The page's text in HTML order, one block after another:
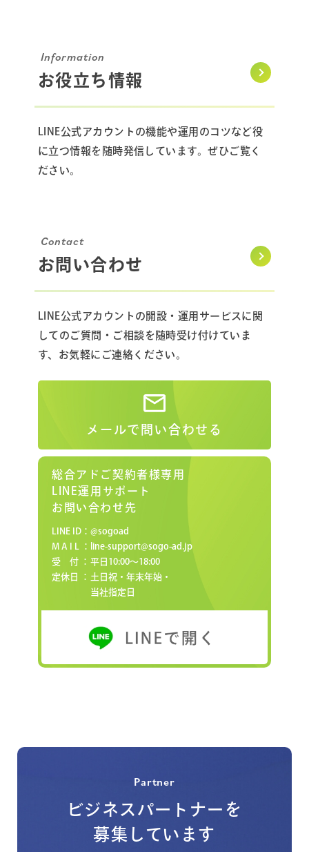
Information
お役立ち情報
LINE公式アカウントの機能や運用のコツなど役
に立つ情報を随時発信しています。ぜひご覧く
ださい。
Contact
お問い合わせ
LINE公式アカウントの開設・運用サービスに関
しての ご質問・ご相談を随時受け付けていま
す、 お気軽にご連絡ください。
メールで問い合わせる
総合アドご契約者様専用
LINE運用サポート
お問い合わせ先
LINE ID： @sogoad
M A I L ：
line-support@sogo-ad.jp
受 付 ： 平日10:00〜18:00
定休日 ： 土日祝・年末年始・
当社指定日
Partner
ビジネスパートナーを
募集しています